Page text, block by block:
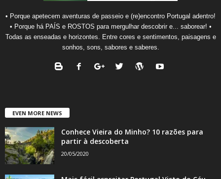
• Porque apetecem aventuras de passeio e (re)encontro Portugal adentro!
• Porque há PAÍS e ROSTOS para mergulhar descobrir e... saborear! •
Todas as enseadas e horizontes. Entre cores e sentimentos, paisagens e
sonhos, sons, sabores e saberes.
EVEN MORE NEWS
Conhece Vieira do Minho? 10 razões para
partir à descoberta
20/05/2020